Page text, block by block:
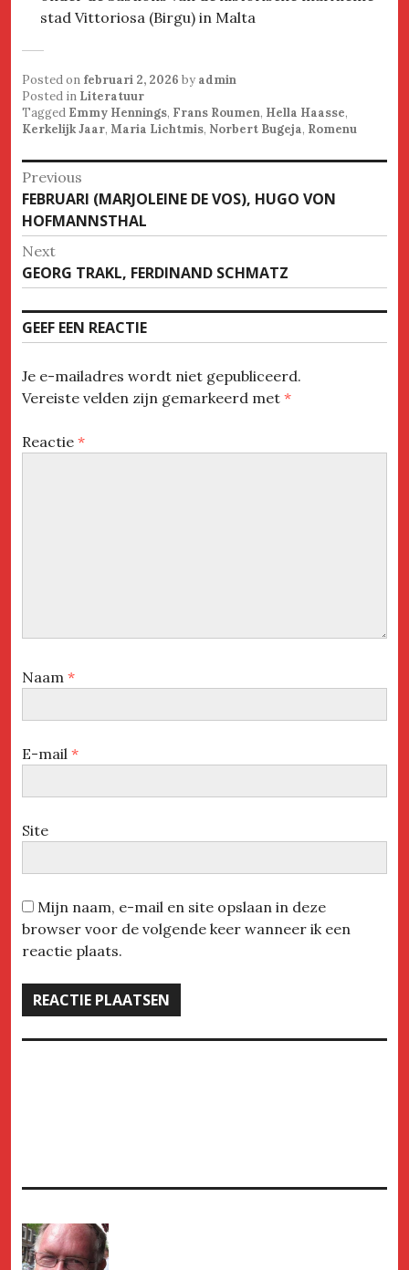
stad Vittoriosa (Birgu) in Malta
Posted on februari 2, 2026 by admin
Posted in Literatuur
Tagged Emmy Hennings, Frans Roumen, Hella Haasse,
Kerkelijk Jaar, Maria Lichtmis, Norbert Bugeja, Romenu
Bericht
navigatie
Previous
Previous
post:
FEBRUARI (MARJOLEINE DE VOS), HUGO VON
HOFMANNSTHAL
Next
Next
post:
GEORG TRAKL, FERDINAND SCHMATZ
GEEF EEN REACTIE
Je e-mailadres wordt niet gepubliceerd.
Vereiste velden zijn gemarkeerd met *
Reactie *
Naam *
E-mail *
Site
Mijn naam, e-mail en site opslaan in deze
browser voor de volgende keer wanneer ik een
reactie plaats.